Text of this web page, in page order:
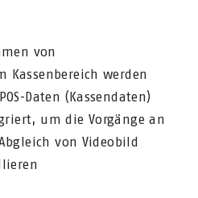
von
Kassenbereich werden
Daten (Kassendaten)
um die Vorgänge an
von Videobild